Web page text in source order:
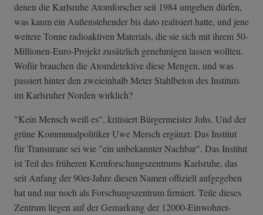
denen die Karlsruhe Atomforscher seit 1984 umgehen dürfen,
was kaum ein Außenstehender bis dato realisiert hatte, und jene
weitere Tonne radioaktiven Materials, die sie sich mit ihrem 50-
Millionen-Euro-Projekt zusätzlich genehmigen lassen wollten.
Wofür brauchen die Atomdetektive diese Mengen, und was
passiert hinter den zweieinhalb Meter Stahlbeton des Instituts
im Karlsruher Norden wirklich?
"Kein Mensch weiß es", kritisiert Bürgermeister Johs. Und der
grüne Kommunalpolitiker Uwe Mersch ergänzt: Das Institut
für Transurane sei wie "ein unbekannter Nachbar". Das Institut
ist Teil des früheren Kernforschungszentrums Karlsruhe, das
seit Anfang der 90er-Jahre diesen Namen offiziell aufgegeben
hat und nur noch als Forschungszentrum firmiert. Teile dieses
Zentrum liegen auf der Gemarkung der 12000-Einwohner-